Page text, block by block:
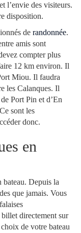
l’envie des visiteurs.
disposition.
de randonnée.
amis sont
compter plus
12 km environ. Il
Miou. Il faudra
les Calanques. Il
Port Pin et d’En
sont les
donc.
en
bateau. Depuis la
que jamais. Vous
directement sur
de votre bateau